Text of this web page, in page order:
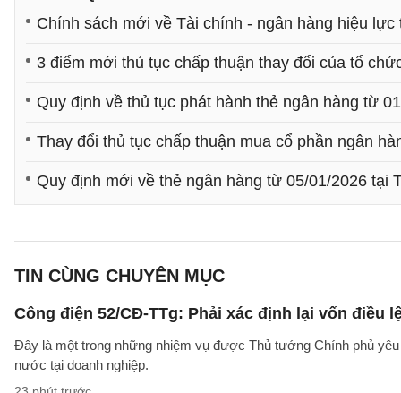
Chính sách mới về Tài chính - ngân hàng hiệu lực
3 điểm mới thủ tục chấp thuận thay đổi của tổ
Quy định về thủ tục phát hành thẻ ngân hàng từ
Thay đổi thủ tục chấp thuận mua cổ phần ngân
Quy định mới về thẻ ngân hàng từ 05/01/2026 tại
TIN CÙNG CHUYÊN MỤC
Công điện 52/CĐ-TTg: Phải xác định lại vốn điều
Đây là một trong những nhiệm vụ được Thủ tướng Chính phủ
nước tại doanh nghiệp.